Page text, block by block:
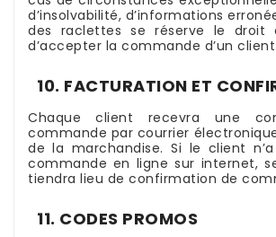
d’insolvabilité, d’informations
des raclettes se réserve le droit
d’accepter la commande d’un client.
10. FACTURATION ET
Chaque client recevra une
commande par courrier
de la marchandise. Si le client
commande en ligne sur internet,
tiendra lieu de confirmation de
11. CODES PROMOS